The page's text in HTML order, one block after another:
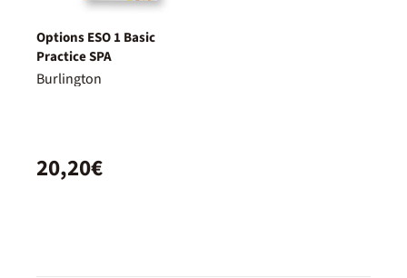
Options ESO 1 Basic
Practice SPA
Burlington
20,20€